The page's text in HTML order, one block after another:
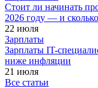
Стоит ли начинать
2026 году — и
22 июля
Зарплаты
Зарплаты IT-
ниже инфляции
21 июля
Все статьи